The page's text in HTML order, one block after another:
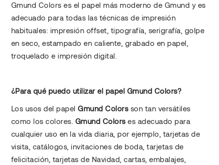
Gmund Colors es el papel más moderno de Gmund y es
adecuado para todas las técnicas de impresión
habituales: impresión offset, tipografía, serigrafía, golpe
en seco, estampado en caliente, grabado en papel,
troquelado e impresión digital.
¿Para qué puedo utilizar el papel Gmund Colors?
Los usos del papelGmund Colorsson tan versátiles
como los colores. Gmund Colorses adecuado para
cualquier uso en la vida diaria, por ejemplo, tarjetas de
visita, catálogos, invitaciones de boda, tarjetas de
felicitación, tarjetas de Navidad, cartas, embalajes,